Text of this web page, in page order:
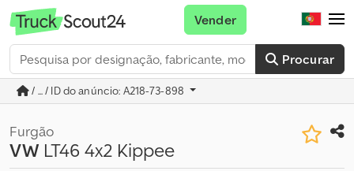
Procurar
Vender
/ ... / ID do anúncio: A218-73-898
Furgão
VW LT46 4x2 Kippee